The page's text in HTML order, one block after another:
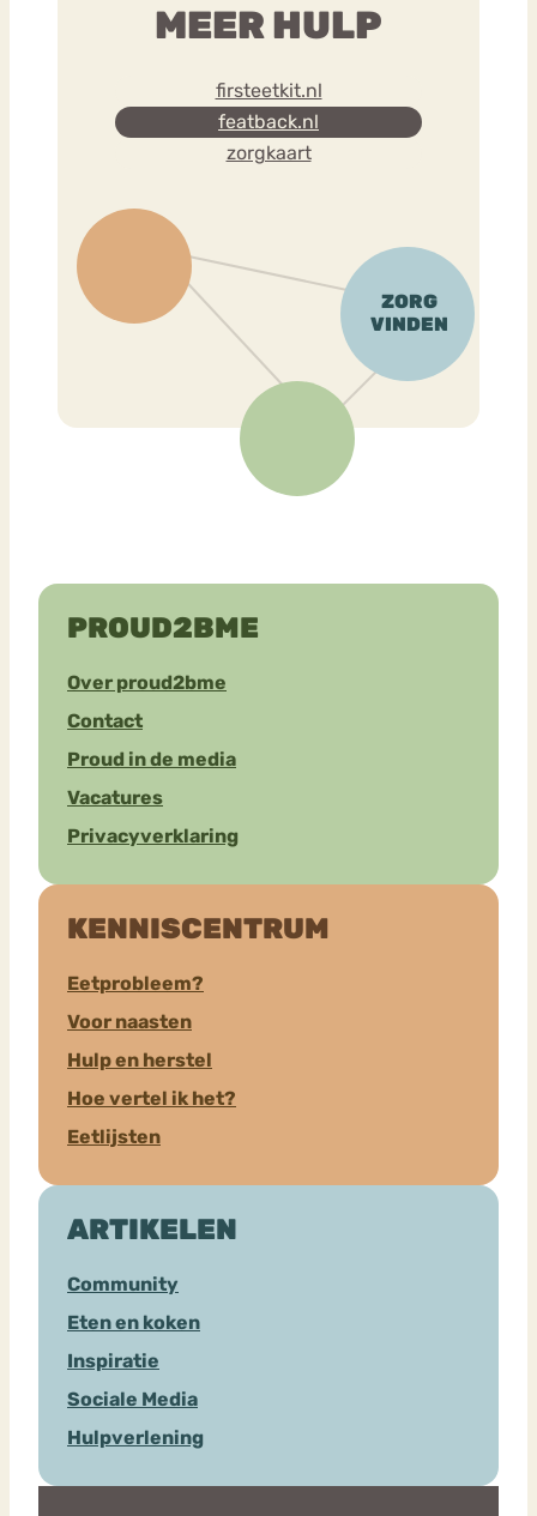
MEER HULP
firsteetkit.nl
featback.nl
zorgkaart
PROUD2BME
Over proud2bme
Contact
Proud in de media
Vacatures
Privacyverklaring
KENNISCENTRUM
Eetprobleem?
Voor naasten
Hulp en herstel
Hoe vertel ik het?
Eetlijsten
ARTIKELEN
Community
Eten en koken
Inspiratie
Sociale Media
Hulpverlening